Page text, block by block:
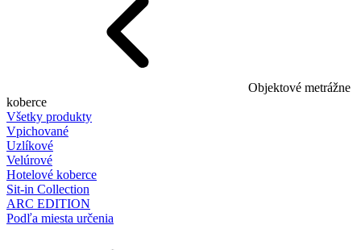
Objektové metrážne
koberce
Všetky produkty
Vpichované
Uzlíkové
Velúrové
Hotelové koberce
Sit-in Collection
ARC EDITION
Podľa miesta určenia